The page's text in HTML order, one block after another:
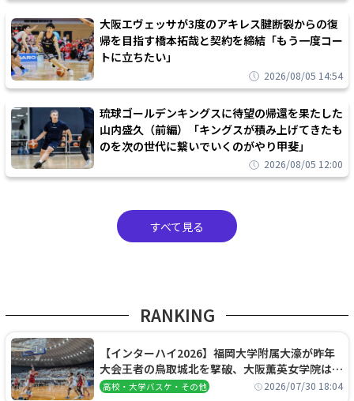
大阪エヴェッサが3度のアキレス腱断裂からの復
帰を目指す橋本拓哉と契約を締結「もう一度コー
トに立ちたい」
2026/08/05 14:54
琉球ゴールデンキングスに待望の帰還を果たした
山内盛久（前編）「キングスが積み上げてきたも
のを次の世代に繋いでいくのがやり甲斐」
2026/08/05 12:00
すべて見る
RANKING
【インターハイ2026】福岡大学附属大濠が昨年
大会王者の鳥取城北を撃破、大阪薫英女学院は岐
阜女子に完勝、大会3日目試合結果
高校・大学バスケ・その他 2026/07/30 18:04